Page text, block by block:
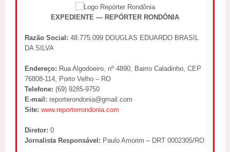
EXPEDIENTE — REPÓRTER RONDÔNIA
Razão Social: 48.775.099 DOUGLAS EDUARDO BRASIL
DA SILVA
Endereço: Rua Algodoeiro, nº 4890, Bairro Caladinho, CEP
76808-114, Porto Velho – RO
Telefone: (69) 9285-9750
E-mail: reporterondonia@gmail.com
Site: www.reporterrondonia.com
Diretor: 0
Jornalista Responsável: Paulo Amorim – DRT 0002305/RO